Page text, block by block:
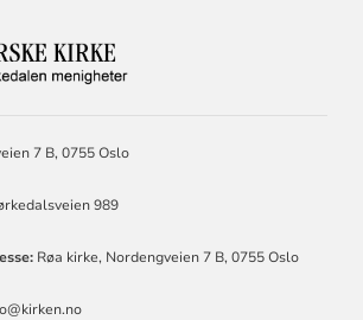
FOR
MENIGHETER
7 B, 0755 Oslo
989
Røa kirke, Nordengveien 7 B, 0755 Oslo